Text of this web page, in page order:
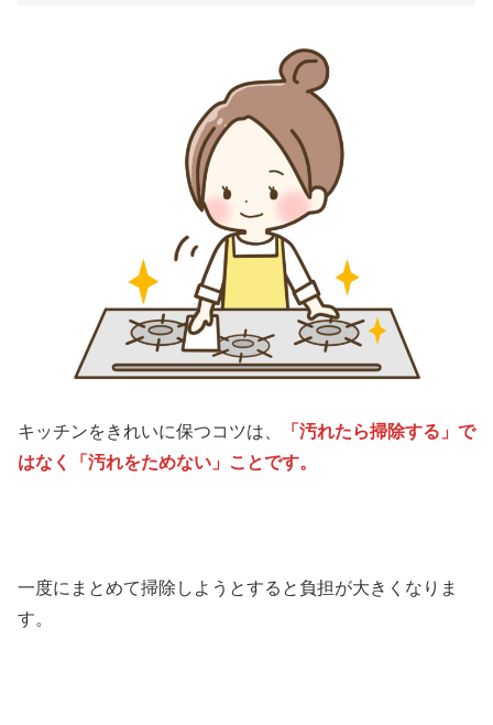
キッチンをきれいに保つコツは、
「汚れたら掃除する」で
はなく「汚れをためない」ことです。
一度にまとめて掃除しようとすると負担が大きくなりま
す。